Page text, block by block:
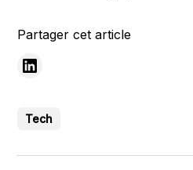
Partager cet article
Tech